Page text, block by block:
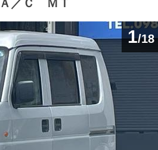
／Ｃ ＭＴ
1/18